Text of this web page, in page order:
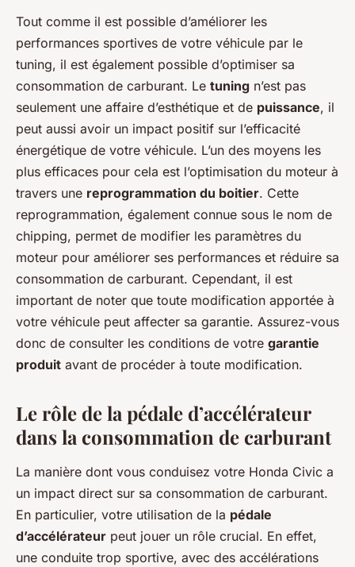
Tout comme il est possible d’améliorer les
performances sportives de votre véhicule par le
tuning, il est également possible d’optimiser sa
consommation de carburant. Le tuning n’est pas
seulement une affaire d’esthétique et de puissance, il
peut aussi avoir un impact positif sur l’efficacité
énergétique de votre véhicule. L’un des moyens les
plus efficaces pour cela est l’optimisation du moteur à
travers une reprogrammation du boitier. Cette
reprogrammation, également connue sous le nom de
chipping, permet de modifier les paramètres du
moteur pour améliorer ses performances et réduire sa
consommation de carburant. Cependant, il est
important de noter que toute modification apportée à
votre véhicule peut affecter sa garantie. Assurez-vous
donc de consulter les conditions de votre garantie
produit avant de procéder à toute modification.
Le rôle de la pédale d’accélérateur
dans la consommation de carburant
La manière dont vous conduisez votre Honda Civic a
un impact direct sur sa consommation de carburant.
En particulier, votre utilisation de la pédale
d’accélérateur peut jouer un rôle crucial. En effet,
une conduite trop sportive, avec des accélérations